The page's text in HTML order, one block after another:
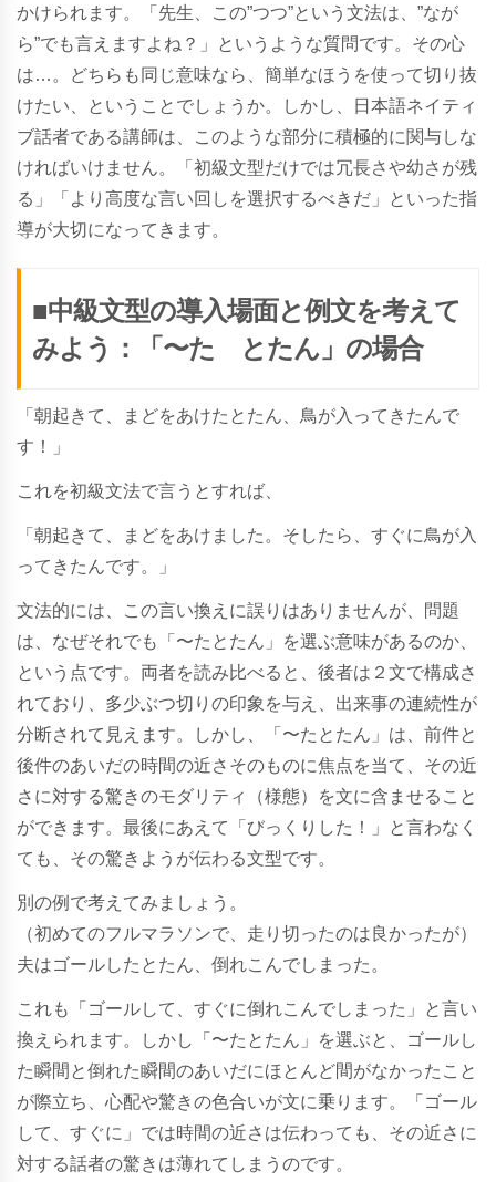
かけられます。「先生、この”つつ”という文法は、”なが
ら”でも言えますよね？」というような質問です。その心
は…。どちらも同じ意味なら、簡単なほうを使って切り抜
けたい、ということでしょうか。しかし、日本語ネイティ
ブ話者である講師は、このような部分に積極的に関与しな
ければいけません。「初級文型だけでは冗長さや幼さが残
る」「より高度な言い回しを選択するべきだ」といった指
導が大切になってきます。
■中級文型の導入場面と例文を考えて
みよう：「〜た とたん」の場合
「朝起きて、まどをあけたとたん、鳥が入ってきたんで
す！」
これを初級文法で言うとすれば、
「朝起きて、まどをあけました。そしたら、すぐに鳥が入
ってきたんです。」
文法的には、この言い換えに誤りはありませんが、問題
は、なぜそれでも「〜たとたん」を選ぶ意味があるのか、
という点です。両者を読み比べると、後者は２文で構成さ
れており、多少ぶつ切りの印象を与え、出来事の連続性が
分断されて見えます。しかし、「〜たとたん」は、前件と
後件のあいだの時間の近さそのものに焦点を当て、その近
さに対する驚きのモダリティ（様態）を文に含ませること
ができます。最後にあえて「びっくりした！」と言わなく
ても、その驚きようが伝わる文型です。
別の例で考えてみましょう。
（初めてのフルマラソンで、走り切ったのは良かったが）
夫はゴールしたとたん、倒れこんでしまった。
これも「ゴールして、すぐに倒れこんでしまった」と言い
換えられます。しかし「〜たとたん」を選ぶと、ゴールし
た瞬間と倒れた瞬間のあいだにほとんど間がなかったこと
が際立ち、心配や驚きの色合いが文に乗ります。「ゴール
して、すぐに」では時間の近さは伝わっても、その近さに
対する話者の驚きは薄れてしまうのです。